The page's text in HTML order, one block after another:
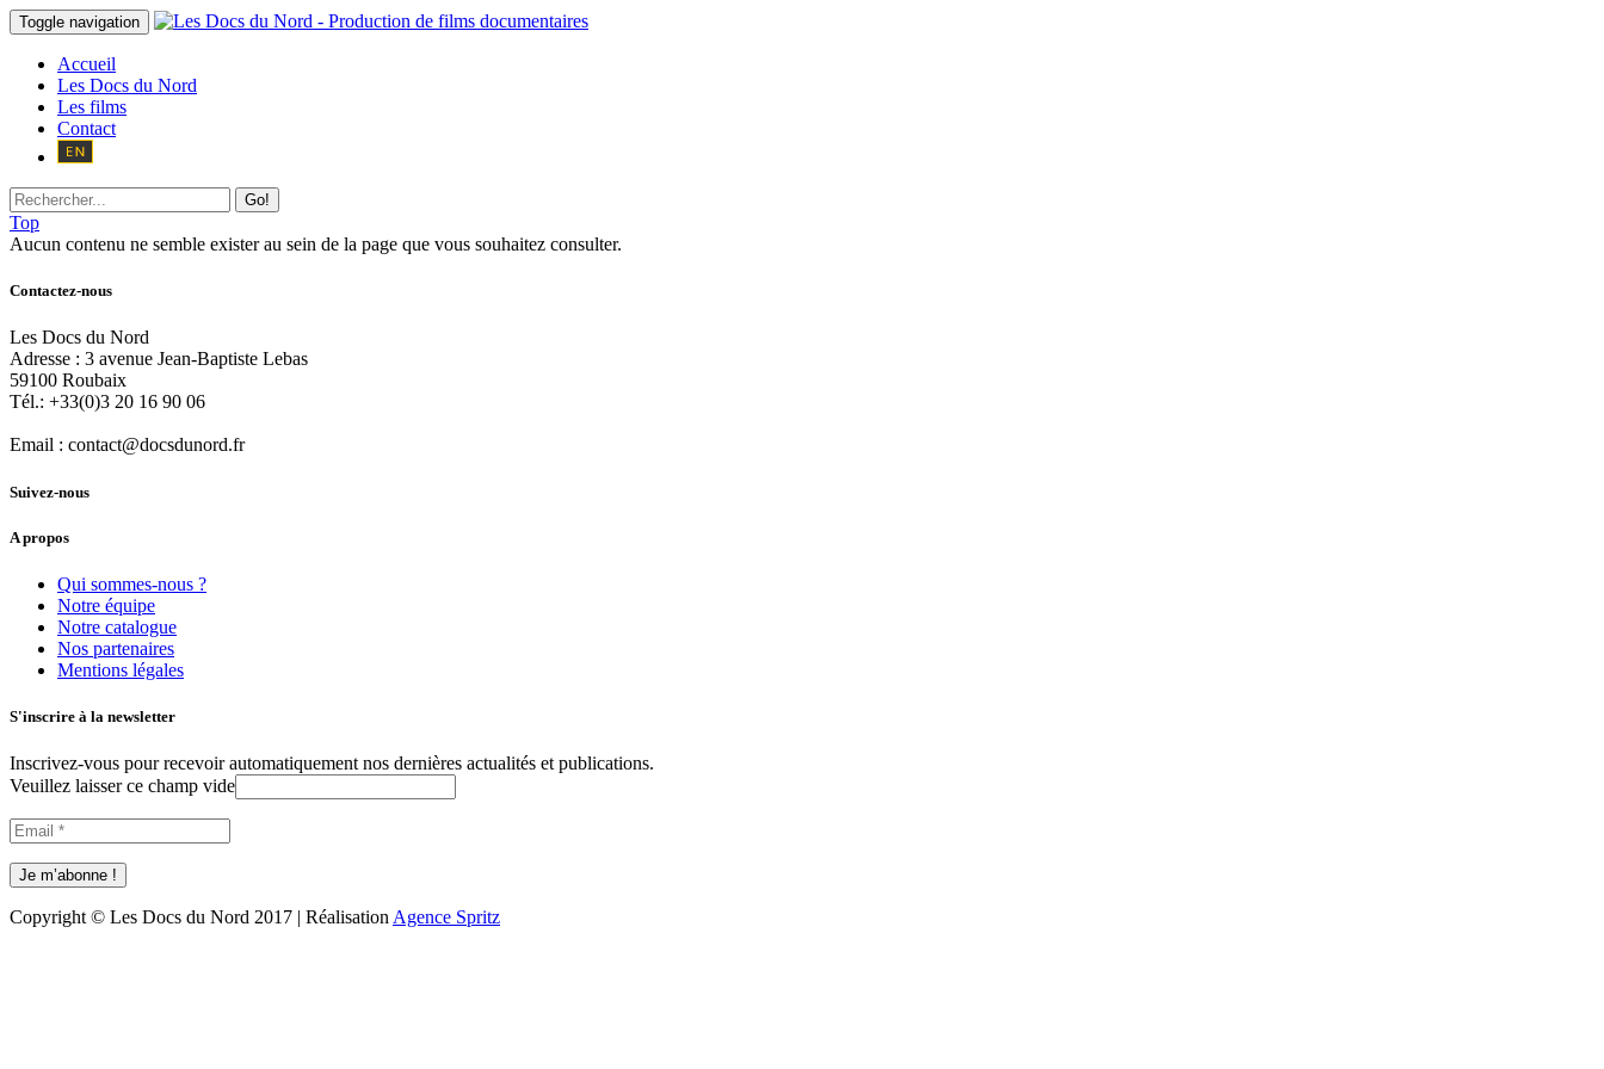
Toggle navigation
Accueil
Les Docs du Nord
Les films
Contact
Go!
Top
Aucun contenu ne semble exister au sein de la page que vous souhaitez consulter.
Contactez-nous
Les Docs du Nord
Adresse : 3 avenue Jean-Baptiste Lebas
59100 Roubaix
Tél.: +33(0)3 20 16 90 06
Email : contact@docsdunord.fr
Suivez-nous
A propos
Qui sommes-nous ?
Notre équipe
Notre catalogue
Nos partenaires
Mentions légales
S'inscrire à la newsletter
Inscrivez-vous pour recevoir automatiquement nos dernières actualités et publications.
Veuillez laisser ce champ vide
Copyright © Les Docs du Nord 2017 | Réalisation Agence Spritz